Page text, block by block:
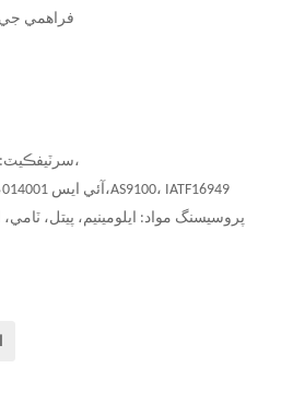
فراهمي
سرٽيفڪيٽ: طبي، هوائي جهاز، آٽو موبائيل،
آئي ايس 0 14001،AS9100، IATF16949
پروسيسنگ مواد: ايلومينيم، پيتل،